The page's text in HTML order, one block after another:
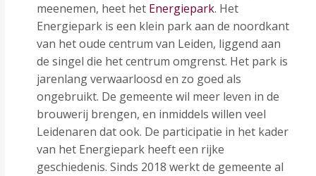
meenemen, heet het Energiepark. Het
Energiepark is een klein park aan de noordkant
van het oude centrum van Leiden, liggend aan
de singel die het centrum omgrenst. Het park is
jarenlang verwaarloosd en zo goed als
ongebruikt. De gemeente wil meer leven in de
brouwerij brengen, en inmiddels willen veel
Leidenaren dat ook. De participatie in het kader
van het Energiepark heeft een rijke
geschiedenis. Sinds 2018 werkt de gemeente al